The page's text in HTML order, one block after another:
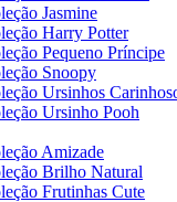
Jasmine
Harry Potter
Pequeno Príncipe
Snoopy
Ursinhos
Ursinho Pooh
Amizade
Brilho Natural
Frutinhas Cute